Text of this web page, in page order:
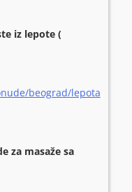
iz lepote (
beograd/lepota
za masaže sa